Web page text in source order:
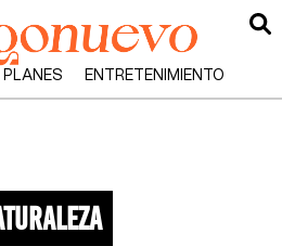
PLANES ENTRETENIMIENTO